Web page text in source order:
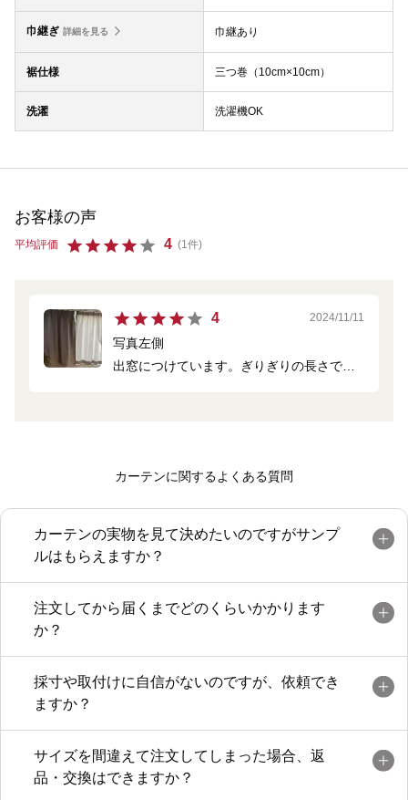
巾継ぎ 詳細を見る 巾継あり
裾仕様 三つ巻（10cm×10cm）
洗濯 洗濯機OK
お客様の声
平均評価 4 (1件)
4 2024/11/11
写真左側
出窓につけています。ぎりぎりの長さで注
ので遮光裏地ありにし、右側は同じカーテ
うカーテンのように見えますが、夜は同じ
色になり昼夜で雰囲気が変わり気に入って
ーテンより軽く薄くて良いです。
カーテンに関するよくある質問
カーテンの実物を見て決めたいのですがサンプ
ルはもらえますか？
注文してから届くまでどのくらいかかります
か？
採寸や取付けに自信がないのですが、依頼でき
ますか？
サイズを間違えて注文してしまった場合、返
品・交換はできますか？